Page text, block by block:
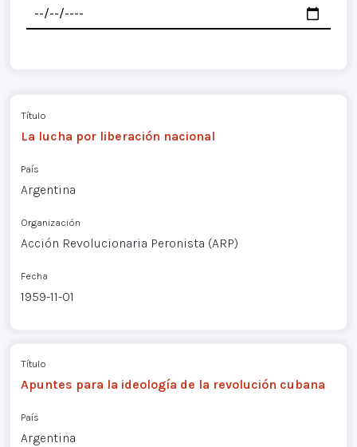
Título
La lucha por liberación nacional
País
Argentina
Organización
Acción Revolucionaria Peronista (ARP)
Fecha
1959-11-01
Título
Apuntes para la ideología de la revolución cubana
País
Argentina